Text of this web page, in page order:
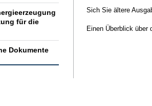
für die
Dokumente
Sich Sie ältere
Einen Überblick über